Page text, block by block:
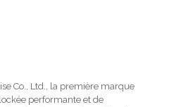
Co., Ltd., la première marque
performante et de